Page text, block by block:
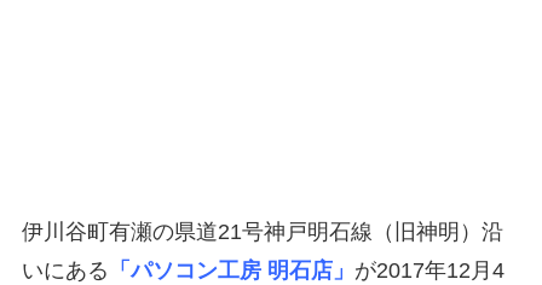
伊川谷町有瀬の県道21号神戸明石線（旧神明）沿
いにある 「パソコン工房 明石店」 が2017年12月4